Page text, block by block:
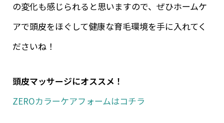
の変化も感じられると思いますので、ぜひホームケ
アで頭皮をほぐして健康な育毛環境を手に入れてく
ださいね！
頭皮マッサージにオススメ！
ZEROカラーケアフォームはコチラ